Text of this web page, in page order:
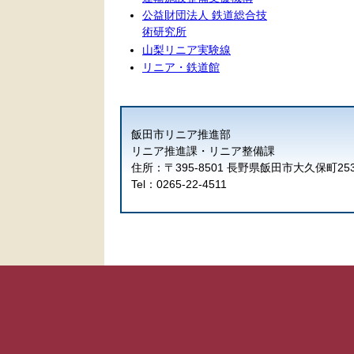
公益財団法人 鉄道総合技
術研究所
山梨リニア実験線
リニア・鉄道館
飯田市リニア推進部
リニア推進課・リニア整備課
住所：〒395-8501 長野県飯田市大久保町
Tel：0265-22-4511